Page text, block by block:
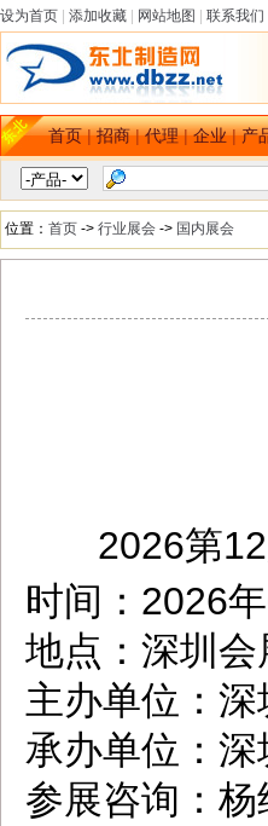
设为首页 添加收藏 网站地图 联系我们
首页|招商|代理|企业|产
位置： 首页 -> 行业展会 -> 国内展会
2026第
时间：2026
地点：深圳会
主办单位：
承办单位：
参展咨询：